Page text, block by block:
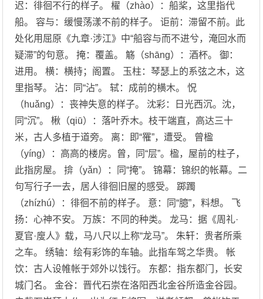
迟：徘徊不行的样子。 櫂（zhào）：船桨，这里指代
船。 容与：缓慢荡漾不前的样子。 讵前：滞留不前。此
处化用屈原《九章·涉江》中“船容与而不进兮，淹回水而
疑滞”的句意。 掩：覆盖。 觞（shāng）：酒杯。 御：
进用。 横：横持；阁置。 玉柱：琴瑟上的系弦之木，这
里指琴。 沾：同“沾”。 轼：成前的横木。 怳
（huǎng）：丧神失意的样子。 沈彩：日光西沉。沈，
同“沉”。 楸（qiū）：落叶乔木。枝干端直，高达三十
米，古人多植于道旁。 离：即“罹”，遭受。 曾楹
（yíng）：高高的楼房。曾，同“层”。楹，屋前的柱子，
此指房屋。 揜（yǎn）：同“掩”。 锦幕：锦织的帐幕。二
句写行子一去，居人徘徊旧屋的感受。 踯躅
（zhízhú）：徘徊不前的样子。 意：同“臆”，料想。 飞
扬：心神不安。 万族：不同的种类。 龙马：据《周礼·
夏官·廋人》载，马八尺以上称“龙马”。 朱轩：贵者所乘
之车。 绣轴：绘有彩饰的车轴。此指车驾之华贵。 帐
饮：古人设帷帐于郊外以饯行。 东都：指东都门，长安
城门名。 金谷：晋代石崇在洛阳西北金谷所造金谷园。